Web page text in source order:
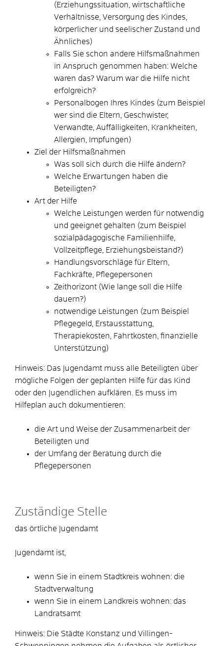
(Erziehungssituation, wirtschaftliche
Verhältnisse, Versorgung des Kindes,
körperlicher und seelischer Zustand und
Ähnliches)
Falls Sie schon andere Hilfsmaßnahmen
in Anspruch genommen haben: Welche
waren das? Warum war die Hilfe nicht
erfolgreich?
Personalbogen Ihres Kindes (zum Beispiel
wer sind die Eltern, Geschwister,
Verwandte, Auffälligkeiten, Krankheiten,
Allergien, Impfungen)
Ziel der Hilfsmaßnahmen
Was soll sich durch die Hilfe ändern?
Welche Erwartungen haben die
Beteiligten?
Art der Hilfe
Welche Leistungen werden für notwendig
und geeignet gehalten (zum Beispiel
sozialpädagogische Familienhilfe,
Vollzeitpflege, Erziehungsbeistand?)
Handlungsvorschläge für Eltern,
Fachkräfte, Pflegepersonen
Zeithorizont (Wie lange soll die Hilfe
dauern?)
notwendige Leistungen (zum Beispiel
Pflegegeld, Erstausstattung,
Therapiekosten, Fahrtkosten, finanzielle
Unterstützung)
Hinweis: Das Jugendamt muss alle Beteiligten über
mögliche Folgen der geplanten Hilfe für das Kind
oder den Jugendlichen aufklären. Es muss im
Hilfeplan auch dokumentieren:
die Art und Weise der Zusammenarbeit der
Beteiligten und
der Umfang der Beratung durch die
Pflegepersonen
Zuständige Stelle
das örtliche Jugendamt
Jugendamt ist,
wenn Sie in einem Stadtkreis wohnen: die
Stadtverwaltung
wenn Sie in einem Landkreis wohnen: das
Landratsamt
Hinweis: Die Städte Konstanz und Villingen-